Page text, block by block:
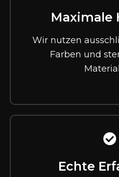
Maximale
Wir nutzen
Farben und
Echte